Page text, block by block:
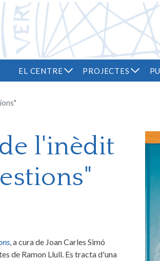
Vés al contingut
EL CENTRE PROJECTES
l'inèdit
, a cura de Joan Carles Simó
de Ramon Llull. Es tracta d'una